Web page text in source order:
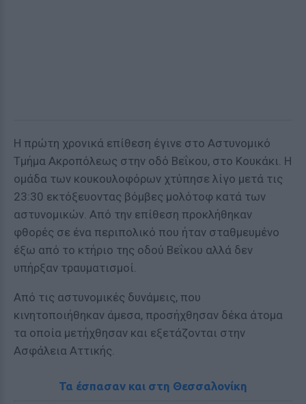
Η πρώτη χρονικά επίθεση έγινε στο Αστυνομικό
Τμήμα Ακροπόλεως στην οδό Βεΐκου, στο Κουκάκι. Η
ομάδα των κουκουλοφόρων χτύπησε λίγο μετά τις
23:30 εκτόξευοντας βόμβες μολότοφ κατά των
αστυνομικών. Από την επίθεση προκλήθηκαν
φθορές σε ένα περιπολικό που ήταν σταθμευμένο
έξω από το κτήριο της οδού Βεΐκου αλλά δεν
υπήρξαν τραυματισμοί.
Από τις αστυνομικές δυνάμεις, που
κινητοποιήθηκαν άμεσα, προσήχθησαν δέκα άτομα
τα οποία μετήχθησαν και εξετάζονται στην
Ασφάλεια Αττικής.
Τα έσπασαν και στη Θεσσαλονίκη